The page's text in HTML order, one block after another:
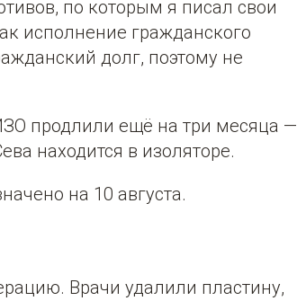
по которым я писал свои
исполнение гражданского
долг, поэтому не
продлили ещё на три месяца —
находится в изоляторе.
на 10 августа.
Врачи удалили пластину,